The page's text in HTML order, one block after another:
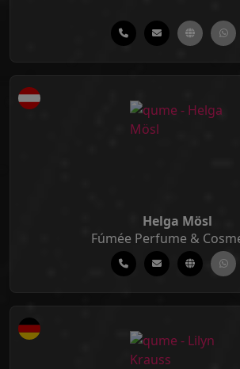
Helga Mösl
Fúmée Perfume &